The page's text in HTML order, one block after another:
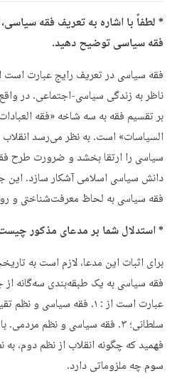
* لطفاً با اشاره به تعریف فقه
فقه سیاسی توضیح دهید.
فقه سیاسی در تعریف رایج عبارت
ناظر به زندگی سیاسی-اجتماعی. در
بر تقسیم فقه به سه شاخه «فقه
السیاسات» است. به نظر می‌رسد
سیاسی را ارتقا بخشد و ضرورت طرح
دانش سیاسی اسلامی آشکار سازد. این
فقه سیاسی به لحاظ معرفت‌شناختی و
* استدلال شما بر مدعای مذکور
برای اثبات این مدعا، لازم است به
فقه سیاسی به یک طبقه‌بندی سه‌گانه
سلطانی؛ ۳. فقه سیاسی و نظم
فهمید که چگونه انقلاب از نظم دوم،
سوم چه ملزوماتی دارد.